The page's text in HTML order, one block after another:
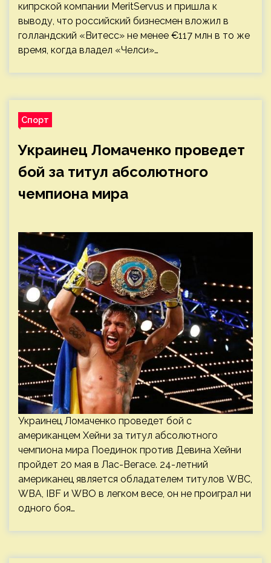
кипрской компании MeritServus и пришла к
выводу, что российский бизнесмен вложил в
голландский «Витесс» не менее €117 млн в то же
время, когда владел «Челси»…
Спорт
Украинец Ломаченко проведет
бой за титул абсолютного
чемпиона мира
Украинец Ломаченко проведет бой с
американцем Хейни за титул абсолютного
чемпиона мира Поединок против Девина Хейни
пройдет 20 мая в Лас-Вегасе. 24-летний
американец является обладателем титулов WBC,
WBA, IBF и WBO в легком весе, он не проиграл ни
одного боя…